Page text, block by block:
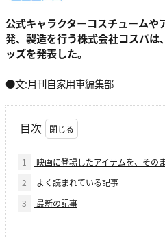
公式キャラクターコスチュームや
発、製造を行う株式会社コスパ
ッズを発表した。
●文:月刊自家用車編集部
目次
1
映画に登場したアイテムを、その
2
よく読まれている記事
3
最新の記事